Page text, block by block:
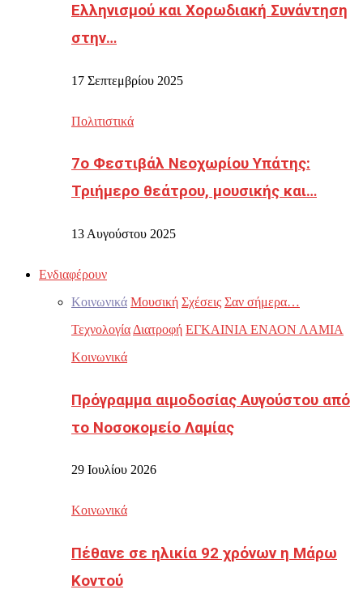
Ελληνισμού και Χορωδιακή Συνάντηση
στην…
17 Σεπτεμβρίου 2025
Πολιτιστικά
7ο Φεστιβάλ Νεοχωρίου Υπάτης:
Τριήμερο θεάτρου, μουσικής και…
13 Αυγούστου 2025
Ενδιαφέρουν
Κοινωνικά Μουσική Σχέσεις Σαν σήμερα…
Τεχνολογία Διατροφή ΕΓΚΑΙΝΙΑ ΕΝΑΟΝ ΛΑΜΙΑ
Κοινωνικά
Πρόγραμμα αιμοδοσίας Αυγούστου από
το Νοσοκομείο Λαμίας
29 Ιουλίου 2026
Κοινωνικά
Πέθανε σε ηλικία 92 χρόνων η Μάρω
Κοντού